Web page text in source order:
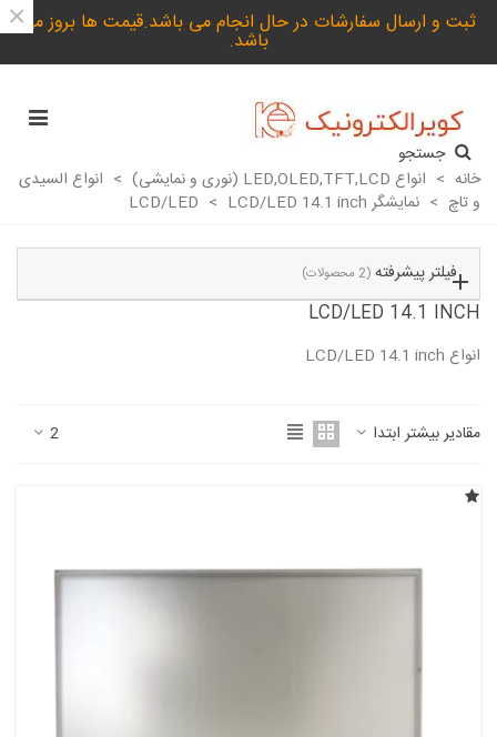
ثبت و ارسال سفارشات در حال انجام می باشد.قیمت ها بروز می
باشد.
×
جستجو
خانه > انواع LED,OLED,TFT,LCD (نوری و نمایشی) > انواع السیدی
و تاچ > نمایشگر LCD/LED > LCD/LED 14.1 inch
فیلتر پیشرفته (2 محصولات)
LCD/LED 14.1 INCH
انواع LCD/LED 14.1 inch
مقادیر بیشتر ابتدا 2